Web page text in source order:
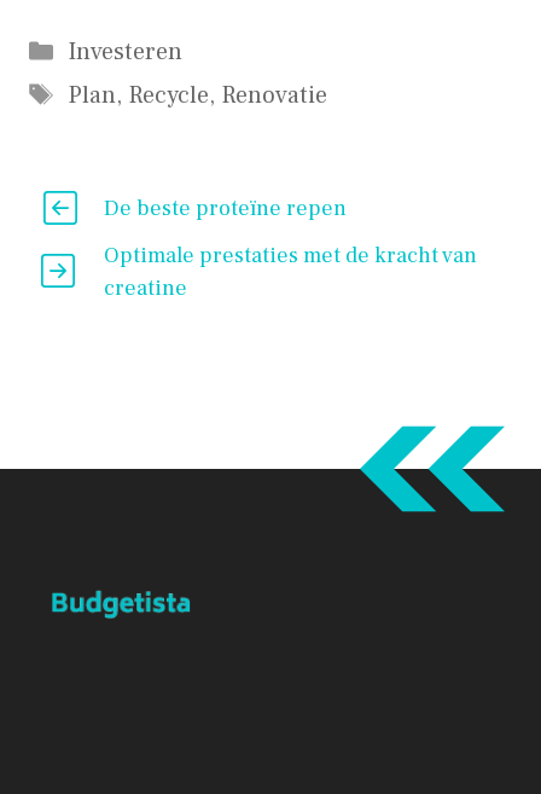
Categorieën
Investeren
Tags
Plan, Recycle, Renovatie
De beste proteïne repen
Optimale prestaties met de kracht van
creatine